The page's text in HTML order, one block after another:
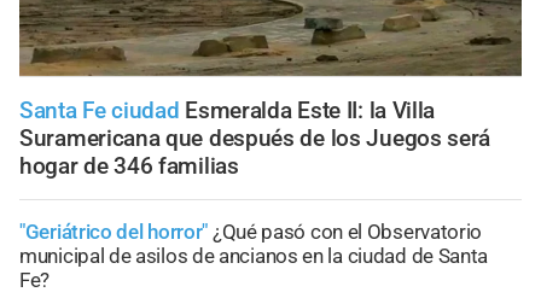
Santa Fe ciudad Esmeralda Este II: la Villa
Suramericana que después de los Juegos será
hogar de 346 familias
"Geriátrico del horror" ¿Qué pasó con el Observatorio
municipal de asilos de ancianos en la ciudad de Santa
Fe?